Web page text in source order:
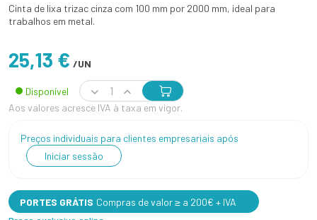
Cinta de lixa trizac cinza com 100 mm por 2000 mm, ideal para
trabalhos em metal.
25,13 € /UN
Disponível
Aos valores acresce IVA à taxa em vigor.
Preços individuais para clientes empresariais após
Iniciar sessão
PORTES GRÁTIS Compras de valor ≥ a 200€ + IVA